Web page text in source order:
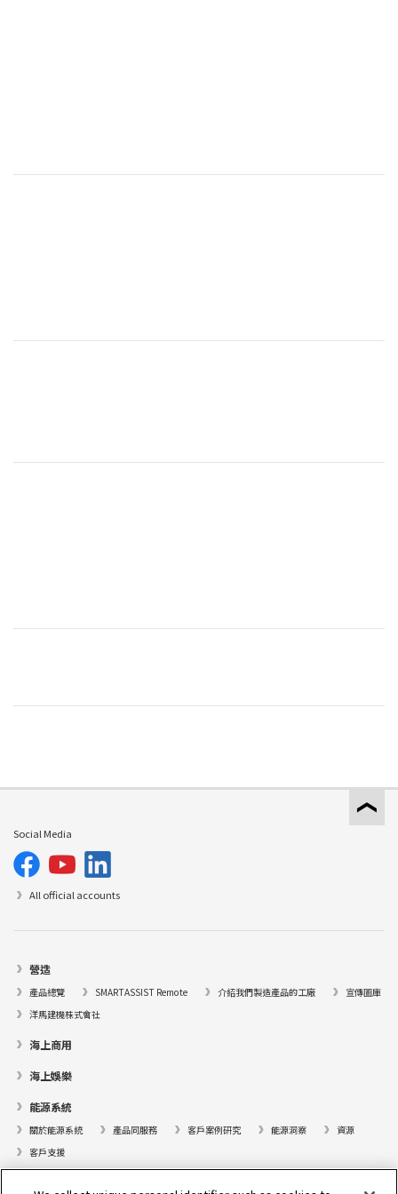
Social Media
All official accounts
營造
產品總覽 SMARTASSIST Remote 介紹我們製造產品的工廠
宣傳圖庫
洋馬建機株式會社
海上商用
海上娛樂
能源系統
關於能源系統 產品同服務 客戶案例研究 能源洞察
資源
客戶支援